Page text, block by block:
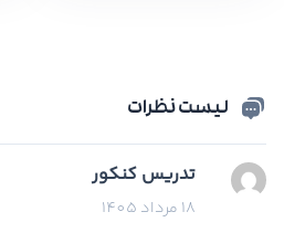
لیست نظرات
تدریس کنکور
18 مرداد 1405